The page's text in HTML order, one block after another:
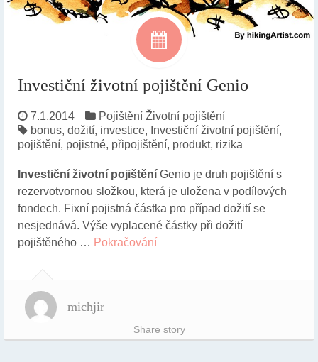
Investiční životní pojištění Genio
7.1.2014 Pojištění Životní pojištění
bonus, dožití, investice, Investiční životní pojištění,
pojištění, pojistné, připojištění, produkt, rizika
Investiční životní pojištění Genio je druh pojištění s
rezervotvornou složkou, která je uložena v podílových
fondech. Fixní pojistná částka pro případ dožití se
nesjednává. Výše vyplacené částky při dožití
pojištěného … Pokračování
michjir
Share story